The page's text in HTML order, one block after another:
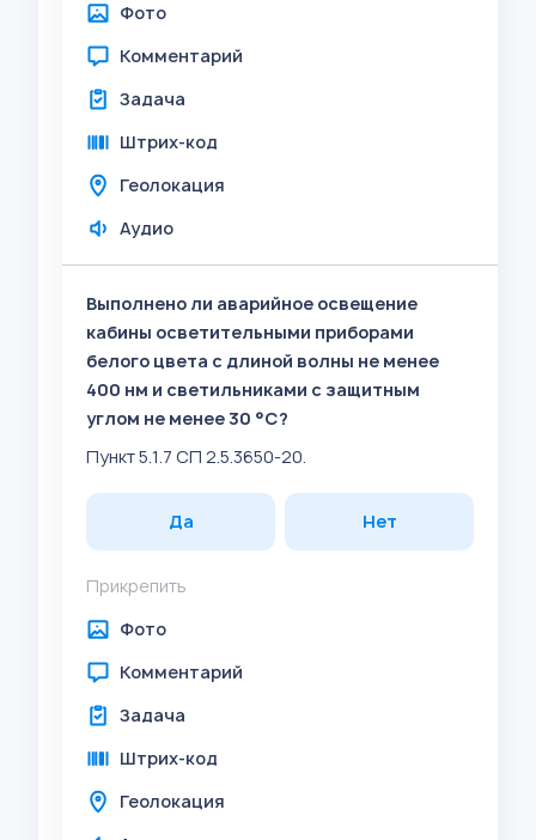
Фото
Комментарий
Задача
Штрих-код
Геолокация
Аудио
Выполнено ли аварийное освещение
кабины осветительными приборами
белого цвета с длиной волны не менее
400 нм и светильниками с защитным
углом не менее 30 °C?
Пункт 5.1.7 СП 2.5.3650-20.
Да Нет
Прикрепить
Фото
Комментарий
Задача
Штрих-код
Геолокация